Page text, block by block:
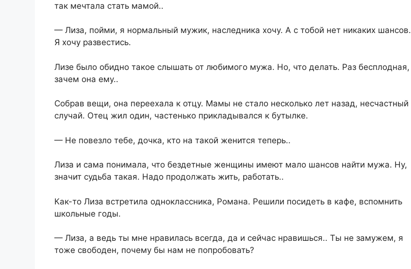
так мечтала стать мамой..
— Лиза, пойми, я нормальный мужик, наследника хочу. А с тобой нет никаких шансов.
Я хочу развестись.
Лизе было обидно такое слышать от любимого мужа. Но, что делать. Раз бесплодная,
зачем она ему..
Собрав вещи, она переехала к отцу. Мамы не стало несколько лет назад, несчастный
случай. Отец жил один, частенько прикладывался к бутылке.
— Не повезло тебе, дочка, кто на такой женится теперь..
Лиза и сама понимала, что бездетные женщины имеют мало шансов найти мужа. Ну,
значит судьба такая. Надо продолжать жить, работать..
Как-то Лиза встретила одноклассника, Романа. Решили посидеть в кафе, вспомнить
школьные годы.
— Лиза, а ведь ты мне нравилась всегда, да и сейчас нравишься.. Ты не замужем, я
тоже свободен, почему бы нам не попробовать?